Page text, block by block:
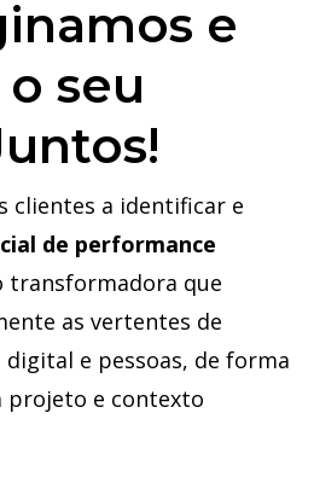
e
seu
clientes a identificar e
de performance
transformadora que
as vertentes de
e pessoas, de forma
projeto e contexto